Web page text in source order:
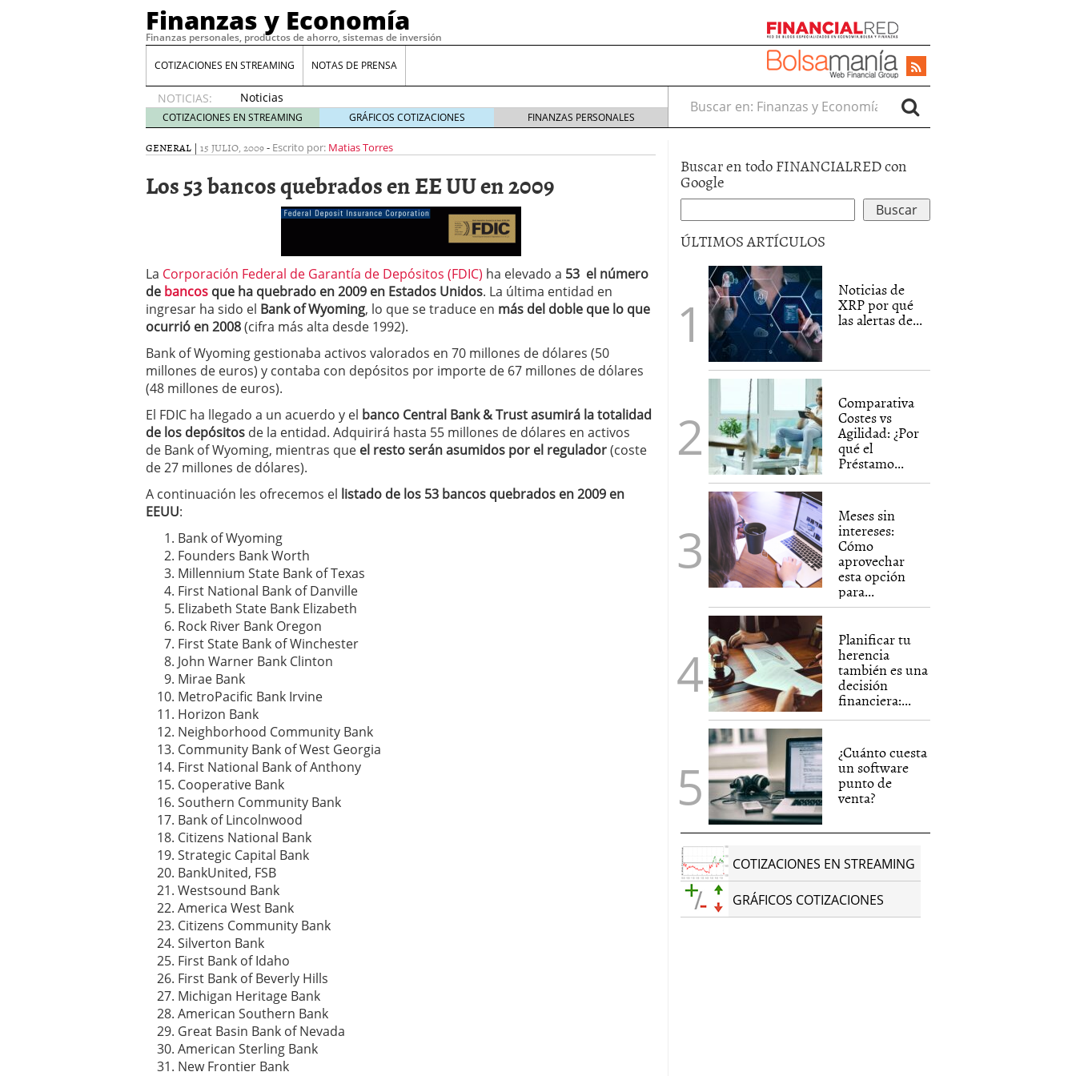
Finanzas y Economía
Finanzas personales, productos de ahorro, sistemas de inversión
COTIZACIONES EN STREAMING NOTAS DE PRENSA
NOTICIAS:
Noticias
de XRP
por qué
las
whales
de abril
de 2026
Comparativa Costes vs Agilidad: ¿Por qué el Préstamo Promotor privado
acelera la rentabilidad? 12 de diciembre de 2025
Meses sin intereses: Cómo aprovechar esta opción para gestionar tus
compras
24 de noviembre de 2025
Planificar tu herencia también es una decisión financiera: cómo anticiparte
a los costes 21 de noviembre de 2025
¿Cuánto cuesta un software punto de venta?
COTIZACIONES EN STREAMING GRÁFICOS COTIZACIONES FINANZAS PERSONALES
Buscar en:
GENERAL | 15 JULIO, 2009- Escrito por: Matias Torres
Los 53 bancos quebrados en EE UU en 2009
La Corporación Federal de Garantía de Depósitos (FDIC) ha elevado a 53 el número
de bancos que ha quebrado en 2009 en Estados Unidos. La última entidad en
ingresar ha sido el Bank of Wyoming, lo que se traduce en más del doble que lo que
ocurrió en 2008(cifra más alta desde 1992).
Bank of Wyoming gestionaba activos valorados en 70 millones de dólares (50
millones de euros) y contaba con depósitos por importe de 67 millones de dólares
(48 millones de euros).
El FDIC ha llegado a un acuerdo y el banco Central Bank & Trust asumirá la totalidad
de los depósitos de la entidad. Adquirirá hasta 55 millones de dólares en activos
de Bank of Wyoming, mientras que el resto serán asumidos por el regulador(coste
de 27 millones de dólares).
A continuación les ofrecemos el listado de los 53 bancos quebrados en 2009 en
EEUU:
Bank of Wyoming
Founders Bank Worth
Millennium State Bank of Texas
First National Bank of Danville
Elizabeth State Bank Elizabeth
Rock River Bank Oregon
First State Bank of Winchester
John Warner Bank Clinton
Mirae Bank
MetroPacific Bank Irvine
Horizon Bank
Neighborhood Community Bank
Community Bank of West Georgia
First National Bank of Anthony
Cooperative Bank
Southern Community Bank
Bank of Lincolnwood
Citizens National Bank
Strategic Capital Bank
BankUnited, FSB
Westsound Bank
America West Bank
Citizens Community Bank
Silverton Bank
First Bank of Idaho
First Bank of Beverly Hills
Michigan Heritage Bank
American Southern Bank
Great Basin Bank of Nevada
American Sterling Bank
New Frontier Bank
Buscar en todo FINANCIALRED con
Google
ÚLTIMOS ARTÍCULOS
Noticias de
XRP por qué
las alertas de...
Comparativa
Costes vs
Agilidad: ¿Por
qué el
Préstamo...
Meses sin
intereses:
Cómo
aprovechar
esta opción
para...
Planificar tu
herencia
también es una
decisión
financiera:...
¿Cuánto cuesta
un software
punto de
venta?
COTIZACIONES EN STREAMING
GRÁFICOS COTIZACIONES